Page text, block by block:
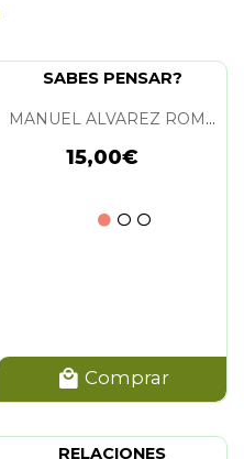
SABES PENSAR?
MANUEL ALVAREZ ROMERO
15,00€
Comprar
RELACIONES